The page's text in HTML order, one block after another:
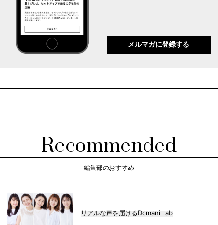
メルマガに登録する
Recommended
編集部のおすすめ
リアルな声を届けるDomani Lab